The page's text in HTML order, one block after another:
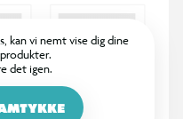
kan vi nemt vise dig dine
det igen.